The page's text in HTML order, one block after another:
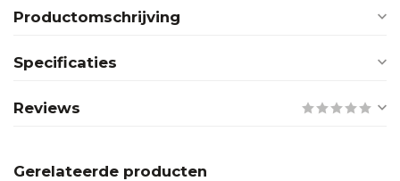
Productomschrijving
Specificaties
Reviews
Gerelateerde producten